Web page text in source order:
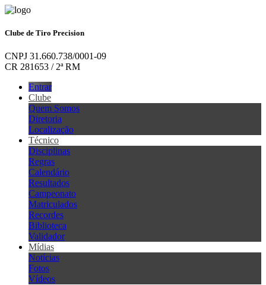
Clube de Tiro Precision
CNPJ 31.660.738/0001-09
CR 281653 / 2ª RM
Entrar
Clube
Quem Somos
Diretoria
Localização
Técnico
Disciplinas
Regras
Calendário
Resultados
Campeonato
Matriculados
Recordes
Biblioteca
Validador
Mídias
Notícias
Fotos
Vídeos